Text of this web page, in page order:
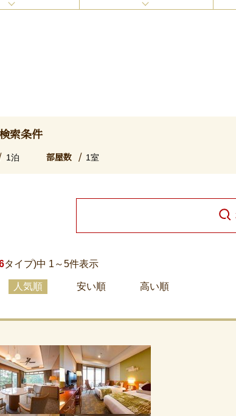
索条件
1泊 部屋数 1室
タイプ)中 1～5件表示
人気順 安い順 高い順